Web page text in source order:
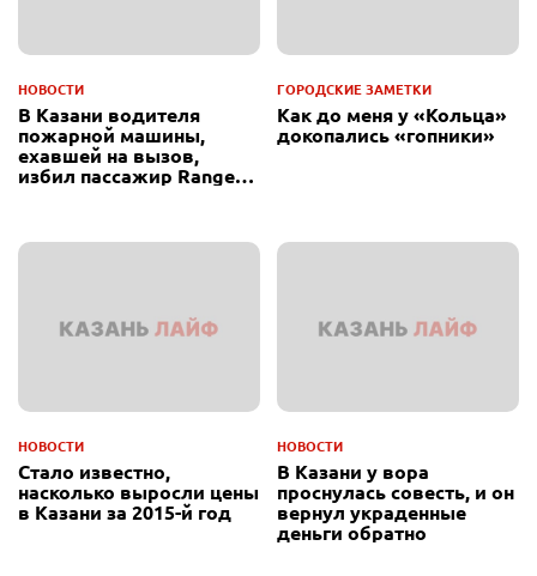
НОВОСТИ
В Казани водителя
пожарной машины,
ехавшей на вызов,
избил пассажир Range
ГОРОДСКИЕ ЗАМЕТКИ
Как до меня у «Кольца»
докопались «гопники»
НОВОСТИ
Стало известно,
насколько выросли цены
в Казани за 2015-й год
НОВОСТИ
В Казани у вора
проснулась совесть, и он
вернул украденные
деньги обратно